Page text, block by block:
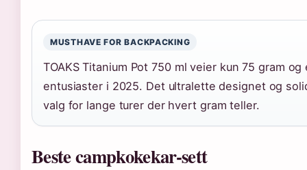
MUSTHAVE FOR BACKPACKING
TOAKS Titanium Pot 750 ml veier kun 75 gram
entusiaster i 2025. Det ultralette designet og
valg for lange turer der hvert gram teller.
Beste campkokekar-sett